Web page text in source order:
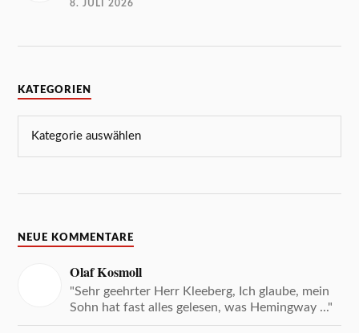
8. JULI 2026
KATEGORIEN
NEUE KOMMENTARE
Olaf Kosmoll
"Sehr geehrter Herr Kleeberg, Ich glaube, mein
Sohn hat fast alles gelesen, was Hemingway ..."